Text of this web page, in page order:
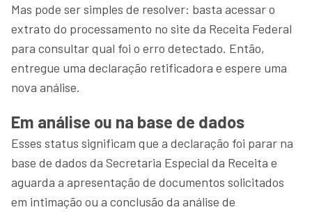
Mas pode ser simples de resolver: basta acessar o
extrato do processamento no site da Receita Federal
para consultar qual foi o erro detectado. Então,
entregue uma declaração retificadora e espere uma
nova análise.
Em análise ou na base de dados
Esses status significam que a declaração foi parar na
base de dados da Secretaria Especial da Receita e
aguarda a apresentação de documentos solicitados
em intimação ou a conclusão da análise de